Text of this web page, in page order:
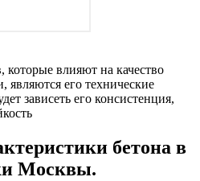
влияют на качество
являются его технические
зависеть его консистенция,
бетона в
Москвы.